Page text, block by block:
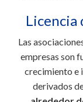
Licencia
Las
empresas son
crecimiento e
derivados